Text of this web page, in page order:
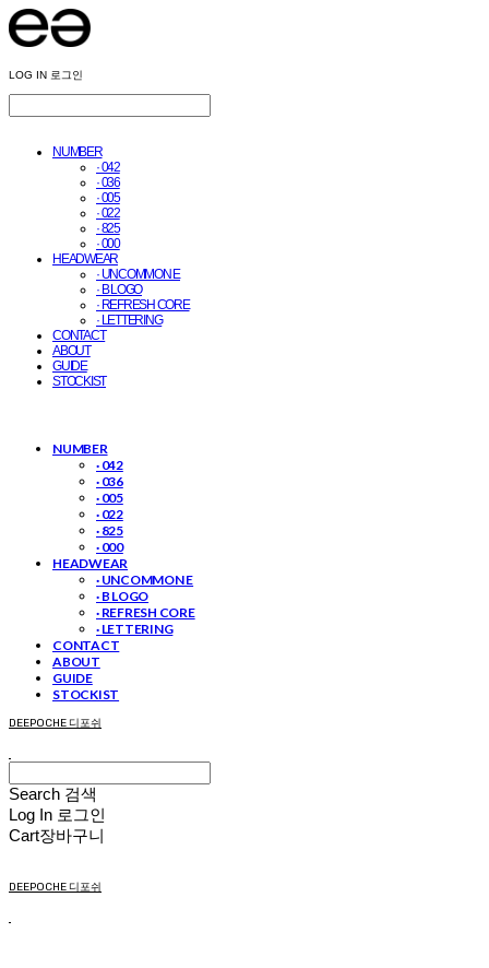
LOG IN 로그인
NUMBER
· 042
· 036
· 005
· 022
· 825
· 000
HEADWEAR
· UNCOMMON E
· B LOGO
· REFRESH CORE
· LETTERING
CONTACT
ABOUT
GUIDE
STOCKIST
NUMBER
· 042
· 036
· 005
· 022
· 825
· 000
HEADWEAR
· UNCOMMON E
· B LOGO
· REFRESH CORE
· LETTERING
CONTACT
ABOUT
GUIDE
STOCKIST
DEEPOCHE 디포쉬
Search 검색
Log In 로그인
Cart장바구니
DEEPOCHE 디포쉬